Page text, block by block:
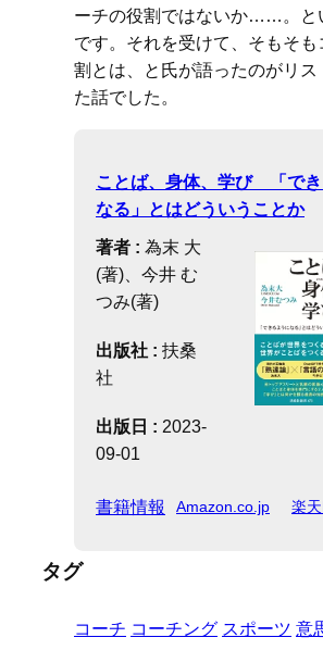
ーチの役割ではないか……。と
です。それを受けて、そもそも
割とは、と氏が語ったのがリス
た話でした。
ことば、身体、学び 「で
なる」とはどういうことか
著者 : 為末 大
(著)、今井 む
つみ(著)
出版社 : 扶桑
社
出版日 : 2023-
09-01
書籍情報 Amazon.co.jp 楽
タグ
コーチ コーチング スポーツ 意